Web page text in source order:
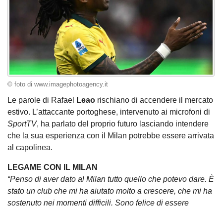
© foto di www.imagephotoagency.it
Le parole di Rafael Leao rischiano di accendere il mercato
estivo. L’attaccante portoghese, intervenuto ai microfoni di
SportTV, ha parlato del proprio futuro lasciando intendere
che la sua esperienza con il Milan potrebbe essere arrivata
al capolinea.
LEGAME CON IL MILAN
“Penso di aver dato al Milan tutto quello che potevo dare. È
stato un club che mi ha aiutato molto a crescere, che mi ha
sostenuto nei momenti difficili. Sono felice di essere